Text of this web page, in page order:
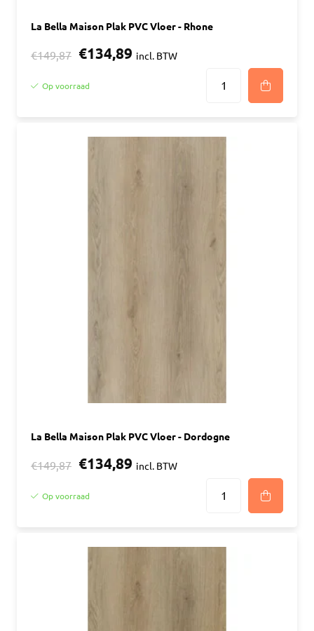
La Bella Maison Plak PVC Vloer - Rhone
€149,87 €134,89 incl. BTW
Op voorraad
La Bella Maison Plak PVC Vloer - Dordogne
€149,87 €134,89 incl. BTW
Op voorraad